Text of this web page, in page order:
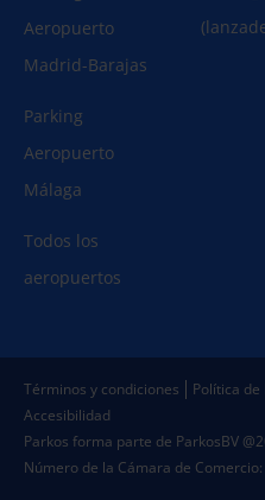
Aeropuerto
Madrid-Barajas
Parking
Aeropuerto
Málaga
Todos los
aeropuertos
Parkos forma parte de ParkosBV
Número de la Cámara de
Términos y condiciones Política de
Accesibilidad